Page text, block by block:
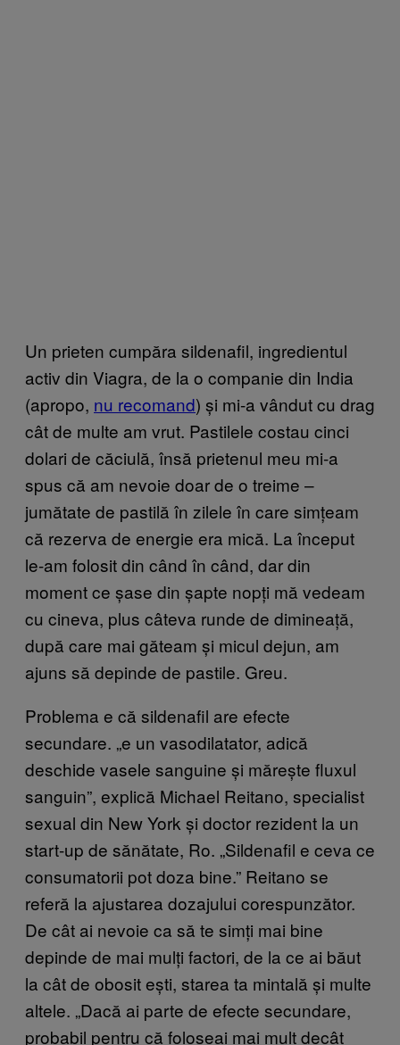
Un prieten cumpăra sildenafil, ingredientul
activ din Viagra, de la o companie din India
(apropo, nu recomand) și mi-a vândut cu drag
cât de multe am vrut. Pastilele costau cinci
dolari de căciulă, însă prietenul meu mi-a
spus că am nevoie doar de o treime –
jumătate de pastilă în zilele în care simțeam
că rezerva de energie era mică. La început
le-am folosit din când în când, dar din
moment ce șase din șapte nopți mă vedeam
cu cineva, plus câteva runde de dimineață,
după care mai găteam și micul dejun, am
ajuns să depinde de pastile. Greu.
Problema e că sildenafil are efecte
secundare. „e un vasodilatator, adică
deschide vasele sanguine și mărește fluxul
sanguin”, explică Michael Reitano, specialist
sexual din New York și doctor rezident la un
start-up de sănătate, Ro. „Sildenafil e ceva ce
consumatorii pot doza bine.” Reitano se
referă la ajustarea dozajului corespunzător.
De cât ai nevoie ca să te simți mai bine
depinde de mai mulți factori, de la ce ai băut
la cât de obosit ești, starea ta mintală și multe
altele. „Dacă ai parte de efecte secundare,
probabil pentru că foloseai mai mult decât